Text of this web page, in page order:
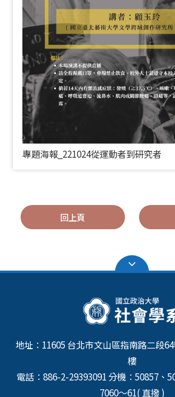
專題海報_221024從運動者到研究者
回上頁
地址：11605 台北市文山區指南路二段
樓
電話：886-2-29393091 分機：50857、
7060～61( 直撥 )